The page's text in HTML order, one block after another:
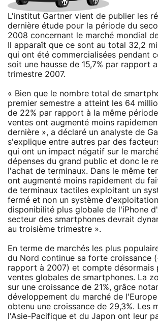
L'institut Gartner vient de publier les
dernière étude pour la période du
2008 concernant le marché mondial
Il apparaît que ce sont au total 32,2
qui ont été commercialisées pendant
soit une hausse de 15,7% par rapport
trimestre 2007.
« Bien que le nombre total de
premier semestre a atteint les 64
de 22% par rapport à la même
ventes ont augmenté moins
dernière », a déclaré un analyste de
s'explique entre autres par des
qui ont un impact négatif sur le
dépenses du grand public et donc le
l'achat de terminaux. Dans le même
ont augmenté moins rapidement du
de terminaux tactiles exploitant un
fermé et non un système
disponibilité plus globale de l'iPhone
secteur des smartphones devrait
au troisième trimestre ».
En terme de marchés les plus
du Nord continue sa forte croissance
rapport à 2007) et compte désormais
ventes globales de smartphones. La
sur une croissance de 21%, grâce
développement du marché de
obtenu une croissance de 29,3%. Les
l'Asie-Pacifique et du Japon ont leur